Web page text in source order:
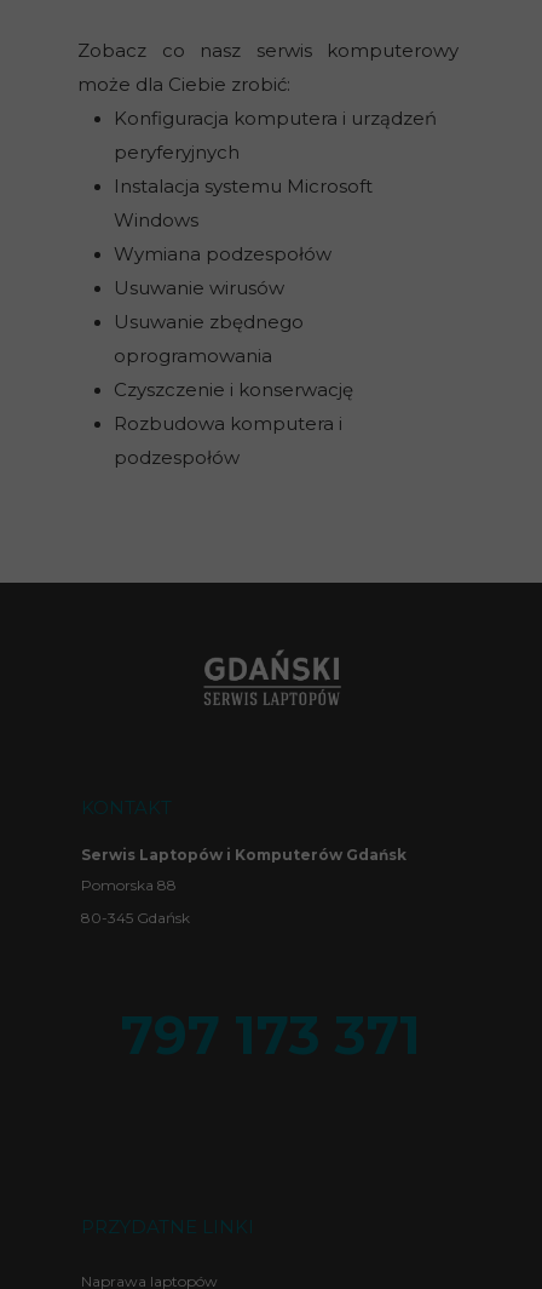
Zobacz co nasz serwis komputerowy
może dla Ciebie zrobić:
Konfiguracja komputera i urządzeń
peryferyjnych
Instalacja systemu Microsoft
Windows
Wymiana podzespołów
Usuwanie wirusów
Usuwanie zbędnego
oprogramowania
Czyszczenie i konserwację
Rozbudowa komputera i
podzespołów
80-345 Gdańsk
Pomorska 88
Serwis Laptopów i Komputerów Gdańsk
797 173 371
Naprawa laptopów
KONTAKT
PRZYDATNE LINKI